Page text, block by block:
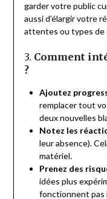
garder votre public
aussi d’élargir votre
attentes ou types de
3. Comment
?
Ajoutez
remplacer tout
deux nouvelles
Notez les
leur absence).
matériel.
Prenez des
idées plus
fonctionnent pas